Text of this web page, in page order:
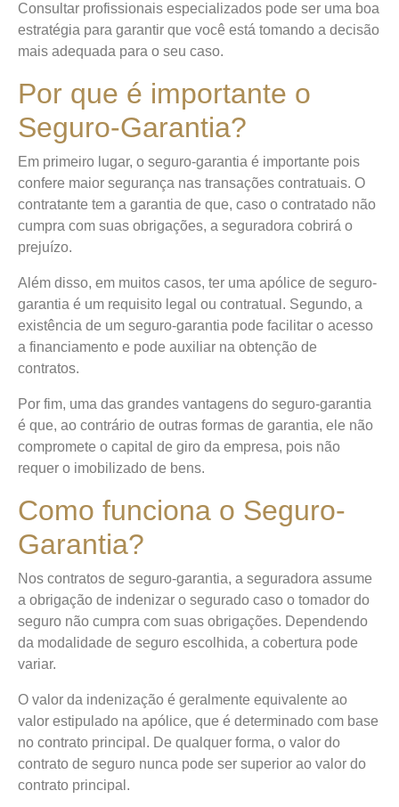
Consultar profissionais especializados pode ser uma boa
estratégia para garantir que você está tomando a decisão
mais adequada para o seu caso.
Por que é importante o
Seguro-Garantia?
Em primeiro lugar, o seguro-garantia é importante pois
confere maior segurança nas transações contratuais. O
contratante tem a garantia de que, caso o contratado não
cumpra com suas obrigações, a seguradora cobrirá o
prejuízo.
Além disso, em muitos casos, ter uma apólice de seguro-
garantia é um requisito legal ou contratual. Segundo, a
existência de um seguro-garantia pode facilitar o acesso
a financiamento e pode auxiliar na obtenção de
contratos.
Por fim, uma das grandes vantagens do seguro-garantia
é que, ao contrário de outras formas de garantia, ele não
compromete o capital de giro da empresa, pois não
requer o imobilizado de bens.
Como funciona o Seguro-
Garantia?
Nos contratos de seguro-garantia, a seguradora assume
a obrigação de indenizar o segurado caso o tomador do
seguro não cumpra com suas obrigações. Dependendo
da modalidade de seguro escolhida, a cobertura pode
variar.
O valor da indenização é geralmente equivalente ao
valor estipulado na apólice, que é determinado com base
no contrato principal. De qualquer forma, o valor do
contrato de seguro nunca pode ser superior ao valor do
contrato principal.